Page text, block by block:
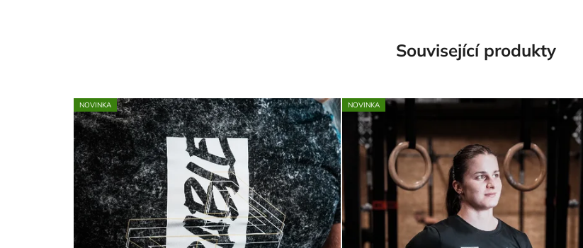
Související produkty
NOVINKA NOVINKA